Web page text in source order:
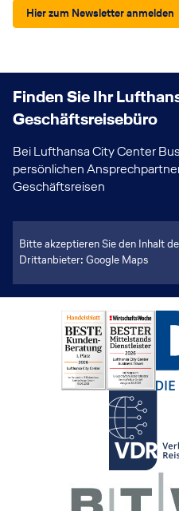
Hier zum Newsletter anmelden
Finden Sie Ihr
Geschäftsreisebüro
Bei Lufthansa City Center
persönlichen
Geschäftsreisen
Bitte akzeptieren Sie den Inhalt
Drittanbieter: Google Maps